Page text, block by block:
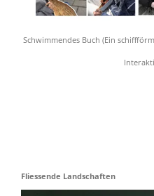
Schwimmendes Buch (Ein
Interaktion auf
Fliessende Landschaften